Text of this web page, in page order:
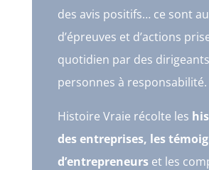
des avis positifs… ce sont
d’épreuves et d’actions
quotidien par des
personnes à responsabilité.
Histoire Vraie récolte les
des entreprises, les
d’entrepreneurset les